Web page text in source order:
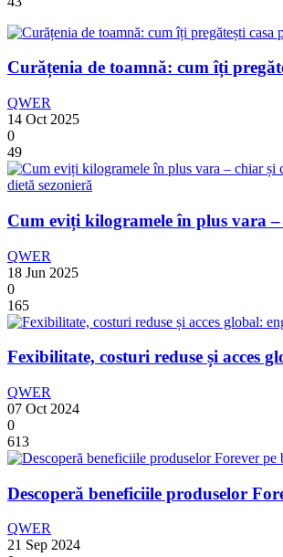
Curățenia de toamnă: cum îți
QWER
14 Oct 2025
0
49
Cum eviți kilogramele în plus vara
QWER
18 Jun 2025
0
165
Fexibilitate, costuri reduse și acces
QWER
07 Oct 2024
0
613
Descoperă beneficiile produselor
QWER
21 Sep 2024